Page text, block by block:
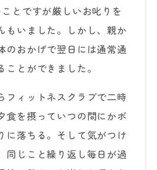
とですが厳しいお叱りを
もいました。しかし、親か
のおかげで翌日には通常通
ことができました。
フィットネスクラブで二時
食を摂っていつの間にかボ
に落ちる。そして気がつけ
同じこと繰り返し毎日が過